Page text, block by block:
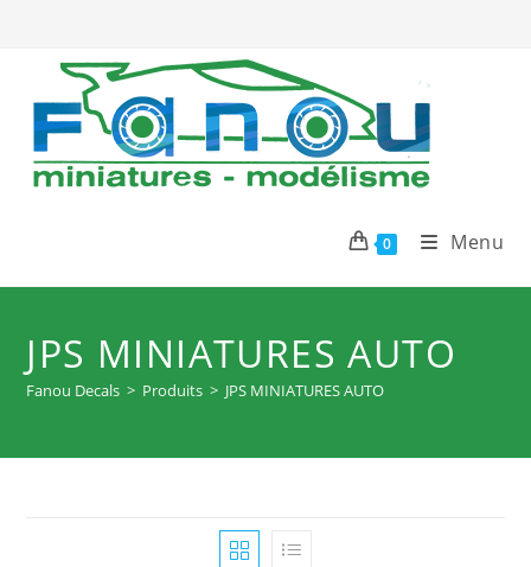
0 Menu
JPS MINIATURES AUTO
Fanou Decals > Produits > JPS MINIATURES AUTO